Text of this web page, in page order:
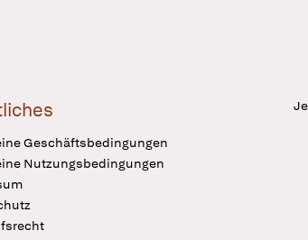
Geschäftsbedingungen
Nutzungsbedingungen